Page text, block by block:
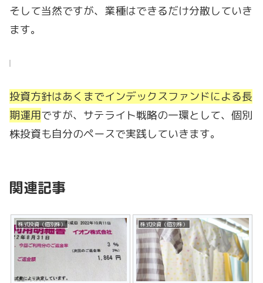
そして当然ですが、業種はできるだけ分散していき
ます。
投資方針はあくまでインデックスファンドによる長
期運用ですが、サテライト戦略の一環として、個別
株投資も自分のペースで実践していきます。
関連記事
株式投資（個別株） 株式投資（個別株）